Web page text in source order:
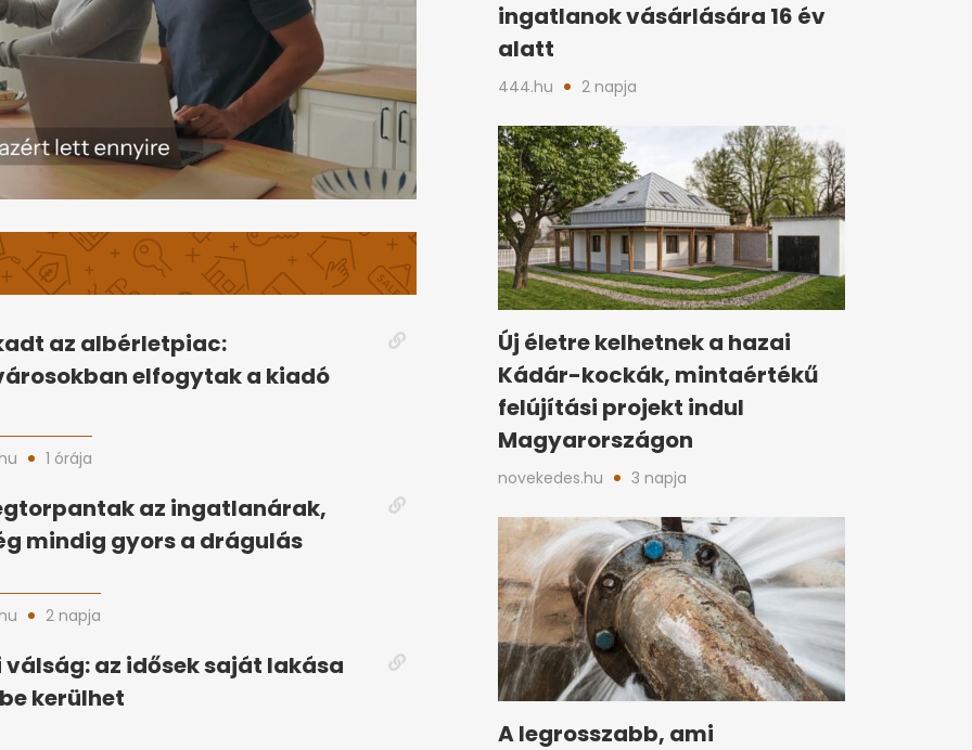
az albérletpiac:
elfogytak a kiadó
1 órája
az ingatlanárak,
mindig gyors a drágulás
2 napja
az idősek saját lakása
kerülhet
ingatlanok vásárlására 16 év
alatt
444.hu 2 napja
Új életre kelhetnek a hazai
Kádár-kockák, mintaértékű
felújítási projekt indul
Magyarországon
novekedes.hu 3 napja
A legrosszabb, ami